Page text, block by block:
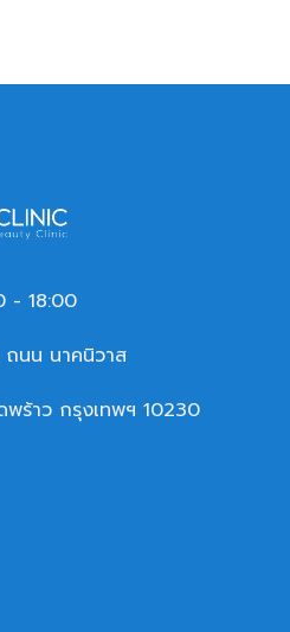
- 18:00
นน นาคนิวาส
พร้าว กรุงเทพฯ 10230